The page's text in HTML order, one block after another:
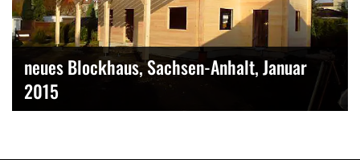
neues Blockhaus, Sachsen-Anhalt, Januar
2015